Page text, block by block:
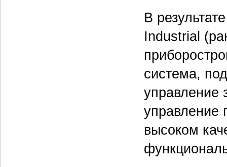
В
Industrial
система,
управление
управление
высоком